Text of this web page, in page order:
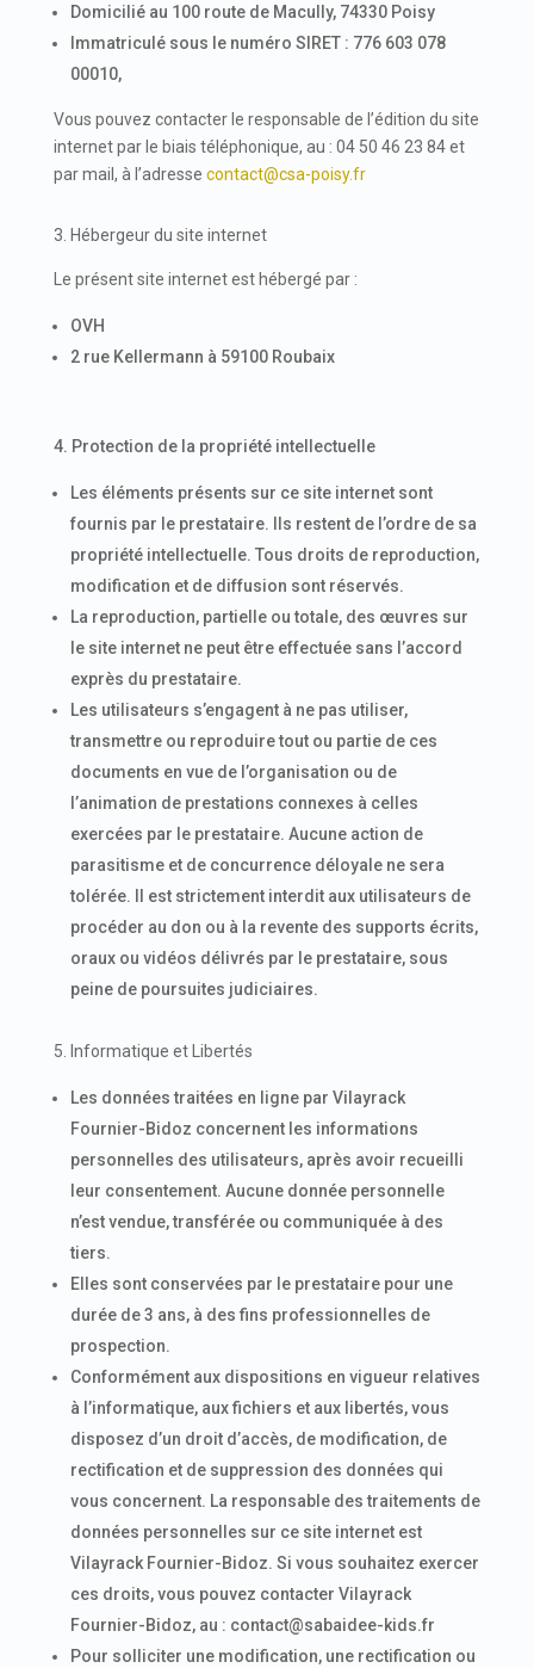
Domicilié au 100 route de Macully, 74330 Poisy
Immatriculé sous le numéro SIRET : 776 603 078
00010,
Vous pouvez contacter le responsable de l’édition du site
internet par le biais téléphonique, au : 04 50 46 23 84 et
par mail, à l’adresse contact@csa-poisy.fr
3. Hébergeur du site internet
Le présent site internet est hébergé par :
OVH
2 rue Kellermann à 59100 Roubaix
4. Protection de la propriété intellectuelle
Les éléments présents sur ce site internet sont
fournis par le prestataire. Ils restent de l’ordre de sa
propriété intellectuelle. Tous droits de reproduction,
modification et de diffusion sont réservés.
La reproduction, partielle ou totale, des œuvres sur
le site internet ne peut être effectuée sans l’accord
exprès du prestataire.
Les utilisateurs s’engagent à ne pas utiliser,
transmettre ou reproduire tout ou partie de ces
documents en vue de l’organisation ou de
l’animation de prestations connexes à celles
exercées par le prestataire. Aucune action de
parasitisme et de concurrence déloyale ne sera
tolérée. Il est strictement interdit aux utilisateurs de
procéder au don ou à la revente des supports écrits,
oraux ou vidéos délivrés par le prestataire, sous
peine de poursuites judiciaires.
5. Informatique et Libertés
Les données traitées en ligne par Vilayrack
Fournier-Bidoz concernent les informations
personnelles des utilisateurs, après avoir recueilli
leur consentement. Aucune donnée personnelle
n’est vendue, transférée ou communiquée à des
tiers.
Elles sont conservées par le prestataire pour une
durée de 3 ans, à des fins professionnelles de
prospection.
Conformément aux dispositions en vigueur relatives
à l’informatique, aux fichiers et aux libertés, vous
disposez d’un droit d’accès, de modification, de
rectification et de suppression des données qui
vous concernent. La responsable des traitements de
données personnelles sur ce site internet est
Vilayrack Fournier-Bidoz. Si vous souhaitez exercer
ces droits, vous pouvez contacter Vilayrack
Fournier-Bidoz, au : contact@sabaidee-kids.fr
Pour solliciter une modification, une rectification ou